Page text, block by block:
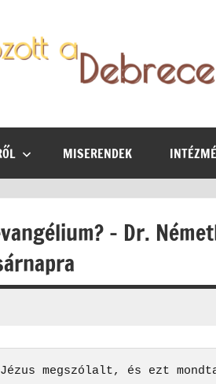
MISERENDEK
– Dr.
Jézus megszólalt, és ezt